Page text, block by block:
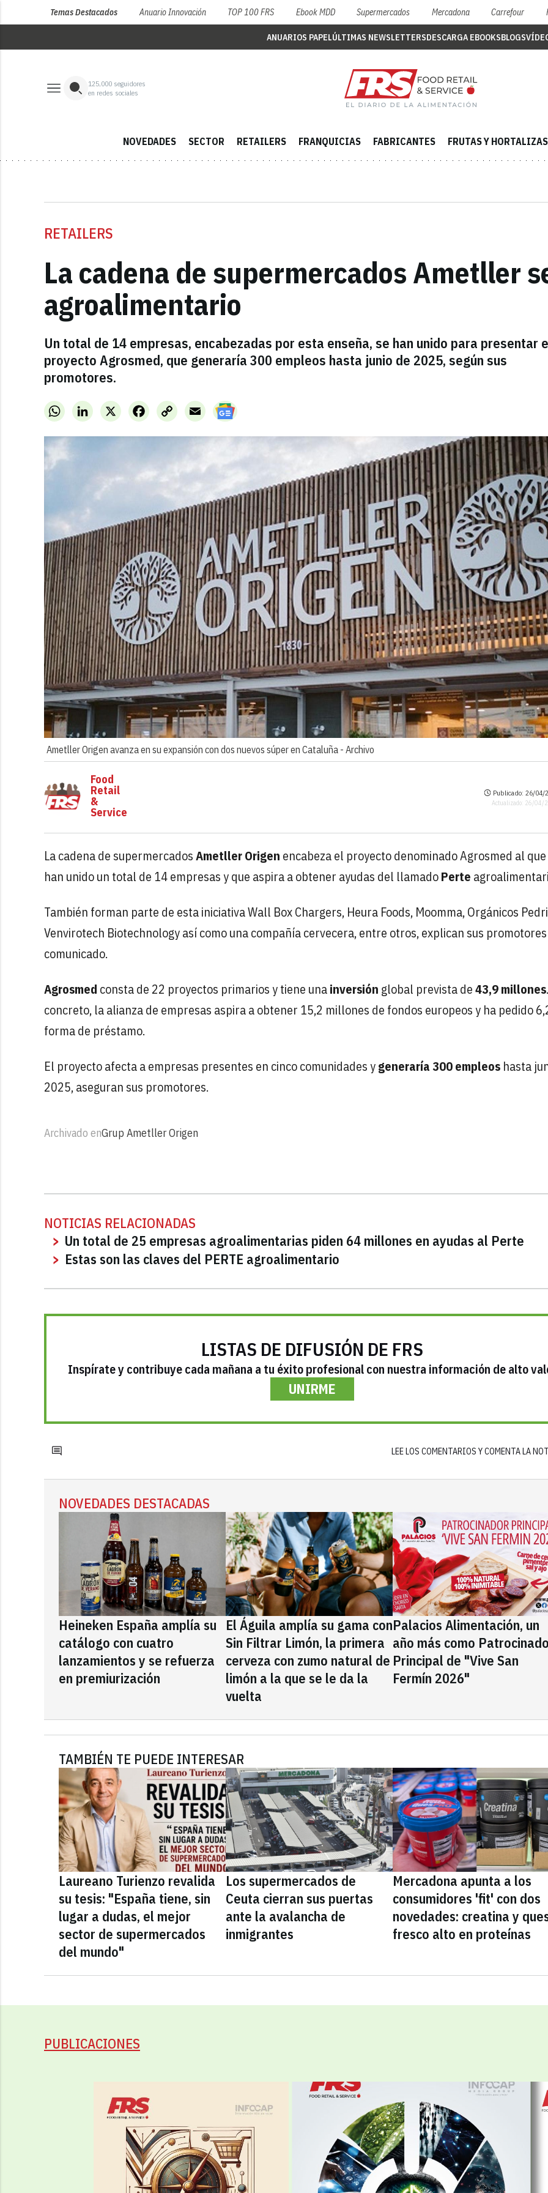
Temas Destacados Anuario Innovación TOP 100 FRS Ebook MDD Supermercados Mercadona Carrefour
ANUARIOS PAPELÚLTIMAS NEWSLETTERSDESCARGA EBOOKSBLOGS
125,000 seguidores
en redes sociales
NOVEDADES SECTOR RETAILERS FRANQUICIAS FABRICANTES FRUTAS Y HORTALIZAS
RETAILERS
La cadena de supermercados Ametller
agroalimentario
Un total de 14 empresas, encabezadas por esta enseña, se han unido para presentar
proyecto Agrosmed, que generaría 300 empleos hasta junio de 2025, según sus
promotores.
WhatsAppLinkedInX FacebookCopy
Link
Email
Ametller Origen avanza en su expansión con dos nuevos súper en Cataluña - Archivo
Food
Retail
&
Service
Publicado: 26/04/
Actualizado: 26/04/
La cadena de supermercadosAmetller Origen encabeza el proyecto denominado Agrosmed al
han unido un total de 14 empresas y que aspira a obtener ayudas del llamadoPerte
También forman parte de esta iniciativa Wall Box Chargers, Heura Foods, Moomma, Orgánicos
Venvirotech Biotechnology así como una compañía cervecera, entre otros, explican sus
comunicado.
Agrosmed consta de 22 proyectos primarios y tiene unainversión global prevista de43,9 millones
concreto, la alianza de empresas aspira a obtener 15,2 millones de fondos europeos y ha pedido
forma de préstamo.
El proyecto afecta a empresas presentes en cinco comunidades ygeneraría 300 empleos hasta
2025, aseguran sus promotores.
Archivado enGrup Ametller Origen
NOTICIAS RELACIONADAS
Un total de 25 empresas agroalimentarias piden 64 millones en ayudas al Perte
Estas son las claves del PERTE agroalimentario
LISTAS DE DIFUSIÓN DE FRS
Inspírate y contribuye cada mañana a tu éxito profesional con nuestra información de alto
UNIRME
LEE LOS COMENTARIOS Y COMENTA LA
NOVEDADES DESTACADAS
Heineken España amplía su
catálogo con cuatro
lanzamientos y se refuerza
en premiurización
El Águila amplía su gama con
Sin Filtrar Limón, la primera
cerveza con zumo natural de
limón a la que se le da la
vuelta
Palacios Alimentación, un
año más como
Principal de "Vive San
Fermín 2026"
TAMBIÉN TE PUEDE INTERESAR
Laureano Turienzo revalida
su tesis: "España tiene, sin
lugar a dudas, el mejor
sector de supermercados
del mundo"
Los supermercados de
Ceuta cierran sus puertas
ante la avalancha de
inmigrantes
Mercadona apunta a los
consumidores 'fit' con dos
novedades: creatina y
fresco alto en proteínas
PUBLICACIONES